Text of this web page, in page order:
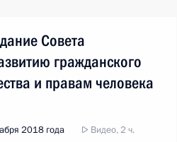
Совета
гражданского
и правам человека
2018 года Видео, 2 ч.